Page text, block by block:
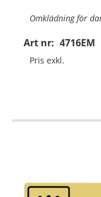
Art nr: 4716EM
Omklädning för
Material:
Pris exkl.